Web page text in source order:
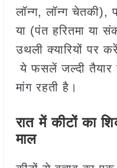
लॉन्ग, लॉन्ग
या (पंत हरितमा या
उथली क्यारियों पर
ये फसलें जल्दी तैयार
मांग रहती है।
रात में कीटों का
माल